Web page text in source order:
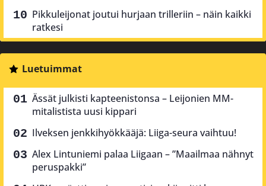
Pikkuleijonat joutui hurjaan trilleriin – näin kaikki
ratkesi
Luetuimmat
Ässät julkisti kapteenistonsa – Leijonien MM-
mitalistista uusi kippari
Ilveksen jenkkihyökkääjä: Liiga-seura vaihtuu!
Alex Lintuniemi palaa Liigaan – ”Maailmaa nähnyt
peruspakki”